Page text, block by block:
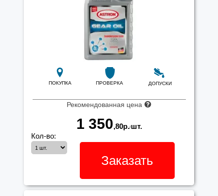
ПОКУПКА ПРОВЕРКА ДОПУСКИ
Рекомендованная цена
1 350,80р./шт.
Кол-во:
Заказать